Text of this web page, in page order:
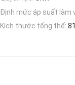
Định mức áp suất làm
Kích thước tổng thể: